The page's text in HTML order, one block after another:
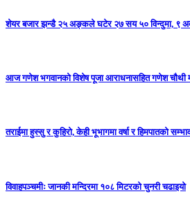
शेयर बजार झन्डै २५ अङ्कले घटेर २७ सय ५० विन्दुमा, ९
आज गणेश भगवानको विशेष पूजा आराधनासहित गणेश चौथी
तराईमा हुस्सु र कुहिरो, केही भूभागमा वर्षा र हिमपातको
विवाहपञ्चमीः जानकी मन्दिरमा १०८ मिटरको चुनरी चढाइयो